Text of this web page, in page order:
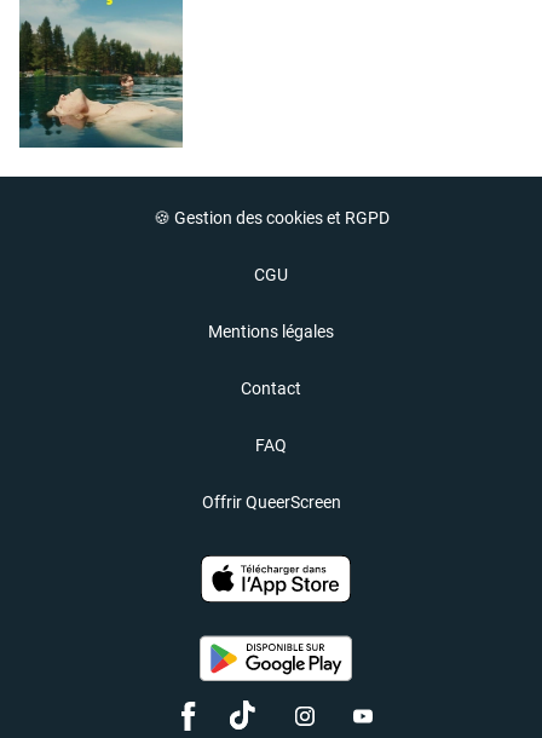
🍪 Gestion des cookies et RGPD
CGU
Mentions légales
Contact
FAQ
Offrir QueerScreen